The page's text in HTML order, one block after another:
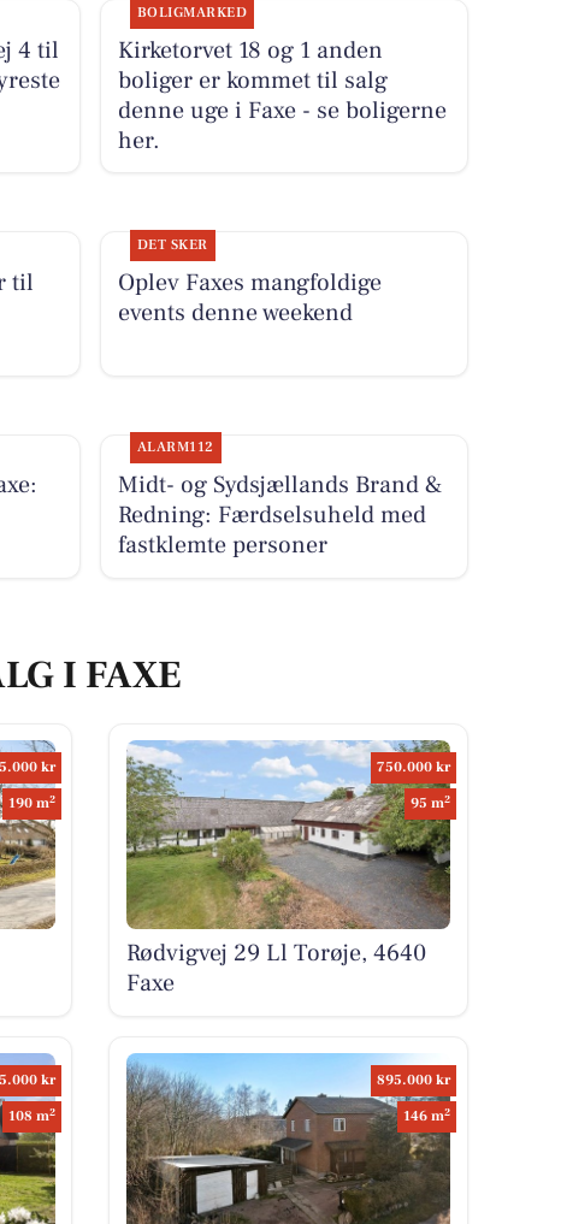
4 til
BOLIGMARKED
Kirketorvet 18 og 1 anden
boliger er kommet til salg
denne uge i Faxe - se boligerne
her.
til
DET SKER
Oplev Faxes mangfoldige
events denne weekend
ALARM112
Midt- og Sydsjællands Brand &
Redning: Færdselsuheld med
fastklemte personer
I FAXE
kr
190 m2
750.000 kr
95 m2
Rødvigvej 29 Ll Torøje, 4640
Faxe
kr
108 m2
895.000 kr
146 m2